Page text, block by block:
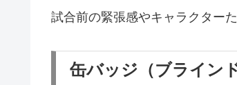
試合前の緊張感やキャラクター
缶バッジ（ブライン